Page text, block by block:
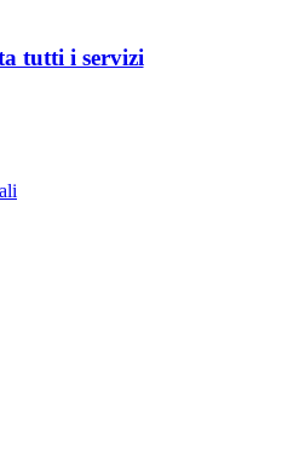
tutti i servizi